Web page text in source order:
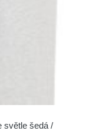
světle šedá /